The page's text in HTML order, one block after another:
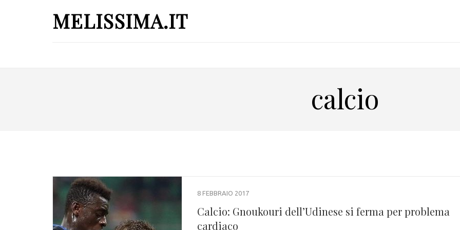
MELISSIMA.IT
calcio
8 FEBBRAIO 2017
Calcio: Gnoukouri dell’Udinese si ferma per problema
cardiaco